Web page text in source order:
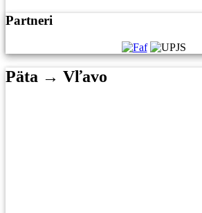
Partneri
Päta → Vľavo